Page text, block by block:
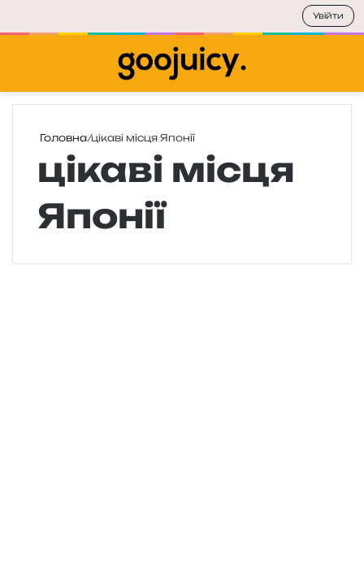
Головна/цікаві місця Японії
цікаві місця
Японії
Увійти